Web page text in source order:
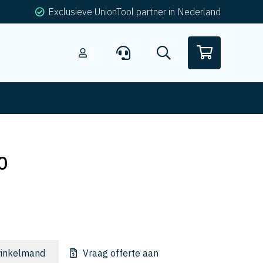
Exclusieve UnionTool partner in Nederland
Vraag offerte aan